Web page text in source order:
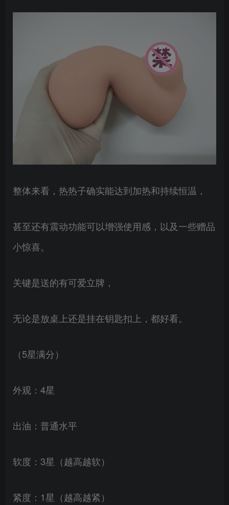
整体来看，热热子确实能达到加热和持续恒温，
甚至还有震动功能可以增强使用感，以及一些赠品
小惊喜。
关键是送的有可爱立牌，
无论是放桌上还是挂在钥匙扣上，都好看。
（5星满分）
外观：4星
出油：普通水平
软度：3星（越高越软）
紧度：1星（越高越紧）